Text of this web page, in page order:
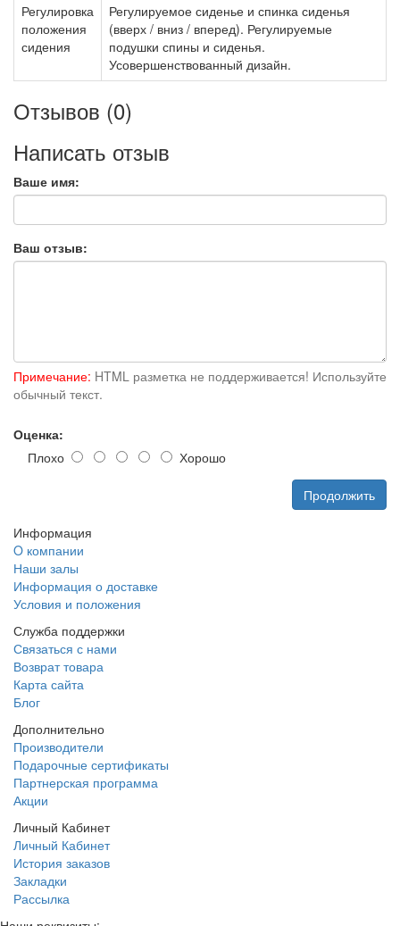
Регулировка
положения
сидения
Регулируемое сиденье и спинка сиденья
(вверх / вниз / вперед). Регулируемые
подушки спины и сиденья.
Усовершенствованный дизайн.
Отзывов (0)
Написать отзыв
Ваше имя:
Ваш отзыв:
Примечание: HTML разметка не поддерживается! Используйте
обычный текст.
Оценка:
Плохо
Хорошо
Продолжить
Информация
O компании
Наши залы
Информация о доставке
Условия и положения
Служба поддержки
Связаться с нами
Возврат товара
Карта сайта
Блог
Дополнительно
Производители
Подарочные сертификаты
Партнерская программа
Акции
Личный Кабинет
Личный Кабинет
История заказов
Закладки
Рассылка